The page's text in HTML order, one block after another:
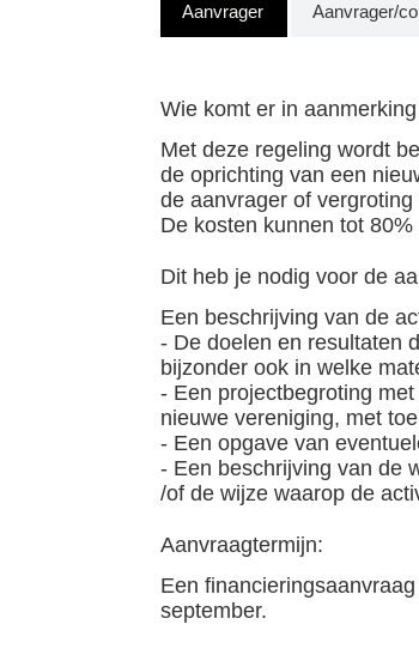
Aanvrager Aanvrager/
Wie komt er in
Met deze regeling wordt
de oprichting van een
de aanvrager of
De kosten kunnen tot
Dit heb je nodig voor de
Een beschrijving van de
- De doelen en resultaten
bijzonder ook in welke
- Een projectbegroting
nieuwe vereniging, met
- Een opgave van
- Een beschrijving van de
/of de wijze waarop de
Aanvraagtermijn:
Een
september.